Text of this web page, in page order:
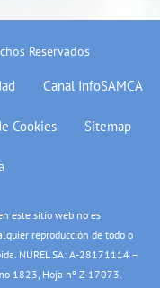
Reservados
Canal InfoSAMCA
Cookies Sitemap
este sitio web no es
reproducción de todo o
NUREL SA: A-28171114 –
1823, Hoja nº Z-17073.